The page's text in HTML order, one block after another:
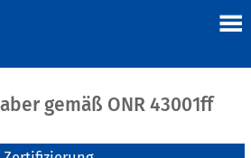
gemäß ONR 43001ff